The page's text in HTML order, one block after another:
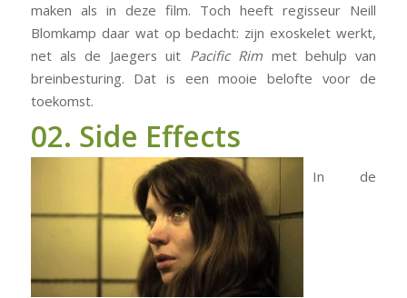
maken als in deze film. Toch heeft regisseur Neill
Blomkamp daar wat op bedacht: zijn exoskelet werkt,
net als de Jaegers uit Pacific Rim met behulp van
breinbesturing. Dat is een mooie belofte voor de
toekomst.
02. Side Effects
In de